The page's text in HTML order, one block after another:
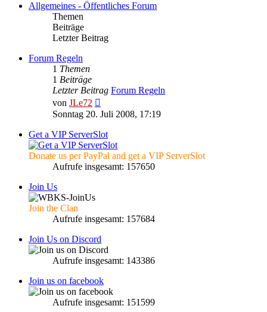
Allgemeines - Öffentliches Forum
Themen
Beiträge
Letzter Beitrag
Forum Regeln
1 Themen
1 Beiträge
Letzter Beitrag Forum Regeln
von JLe72
Beitrag
Sonntag 20. Juli 2008, 17:19
Get a VIP ServerSlot
Donate us per PayPal and get a VIP ServerSlot
Aufrufe insgesamt: 157650
Join Us
Join the Clan
Aufrufe insgesamt: 157684
Join Us on Discord
Aufrufe insgesamt: 143386
Join us on facebook
Aufrufe insgesamt: 151599